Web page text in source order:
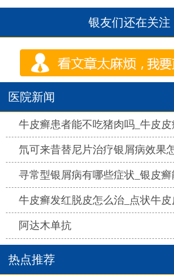
银友们还在关注
医院新闻
牛皮癣患者能不吃猪肉吗_牛皮
氘可来昔替尼片治疗银屑病效果怎么样_
寻常型银屑病有哪些症状_银皮
牛皮癣发红脱皮怎么治_点状牛
阿达木单抗
热点推荐